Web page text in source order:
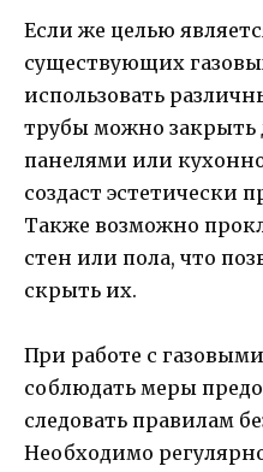
Если же целью
существующих
использовать
трубы можно
панелями или
создаст эстетически
Также возможно
стен или пола, что
скрыть их.
При работе с
соблюдать меры
следовать правилам
Необходимо